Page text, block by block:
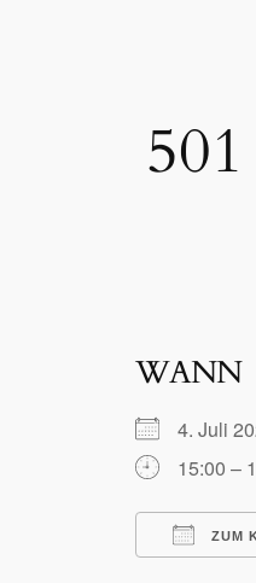
WANN
4. Juli
15:00 –
ZUM